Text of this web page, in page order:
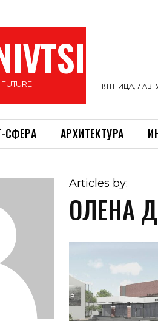
ПЯТНИЦА, 7
СФЕРА АРХИТЕКТУРА
Articles by:
ОЛЕНА